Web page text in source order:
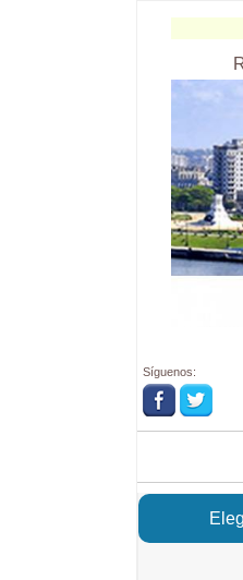
Síguenos: